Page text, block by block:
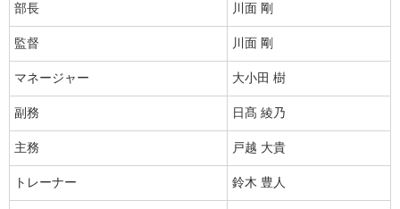
部長 川面 剛
監督 川面 剛
マネージャー 大小田 樹
副務 日髙 綾乃
主務 戸越 大貴
トレーナー 鈴木 豊人